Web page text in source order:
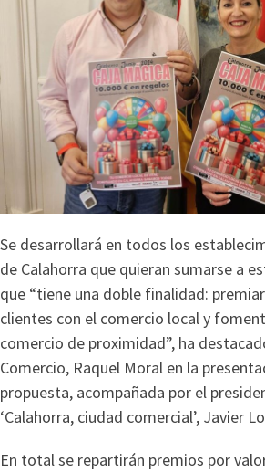
Se desarrollará en todos los
de Calahorra que quieran sumarse a
que “tiene una doble finalidad:
clientes con el comercio local y
comercio de proximidad”, ha
Comercio, Raquel Moral en la
propuesta, acompañada por el
‘Calahorra, ciudad comercial’, Javier
En total se repartirán premios por